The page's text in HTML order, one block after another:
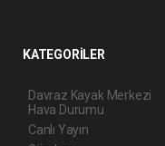
KATEGORİLER
Davraz Kayak Merkezi
Hava Durumu
Canlı Yayın